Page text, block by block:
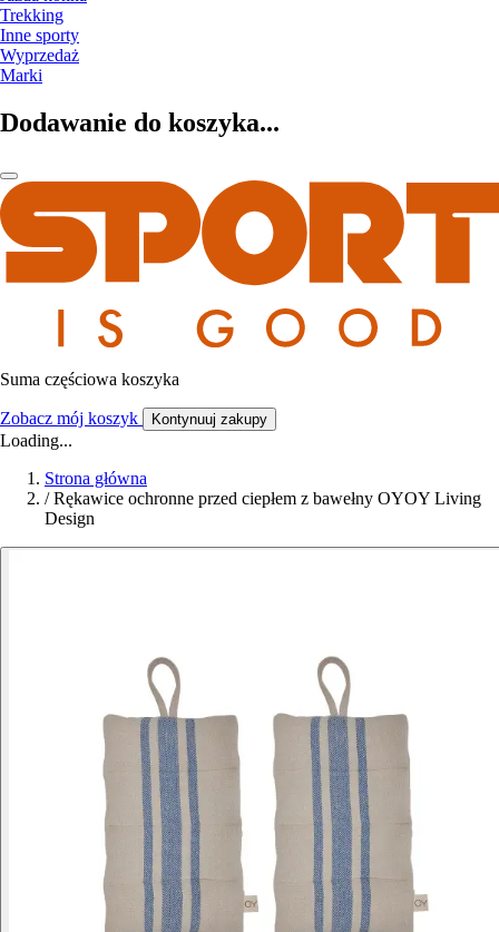
Trekking
Inne sporty
Wyprzedaż
Marki
Dodawanie do koszyka...
Suma częściowa koszyka
Zobacz mój koszyk Kontynuuj zakupy
Loading...
Strona główna
/ Rękawice ochronne przed ciepłem z bawełny OYOY Living
Design